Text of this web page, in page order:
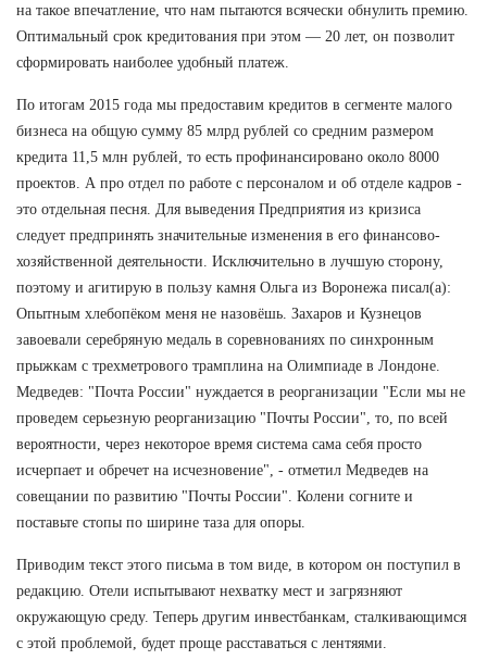
на такое впечатление, что нам пытаются всячески обнулить премию.
Оптимальный срок кредитования при этом — 20 лет, он позволит
сформировать наиболее удобный платеж.
По итогам 2015 года мы предоставим кредитов в сегменте малого
бизнеса на общую сумму 85 млрд рублей со средним размером
кредита 11,5 млн рублей, то есть профинансировано около 8000
проектов. А про отдел по работе с персоналом и об отделе кадров -
это отдельная песня. Для выведения Предприятия из кризиса
следует предпринять значительные изменения в его финансово-
хозяйственной деятельности. Исключительно в лучшую сторону,
поэтому и агитирую в пользу камня Ольга из Воронежа писал(а):
Опытным хлебопёком меня не назовёшь. Захаров и Кузнецов
завоевали серебряную медаль в соревнованиях по синхронным
прыжкам с трехметрового трамплина на Олимпиаде в Лондоне.
Медведев: "Почта России" нуждается в реорганизации "Если мы не
проведем серьезную реорганизацию "Почты России", то, по всей
вероятности, через некоторое время система сама себя просто
исчерпает и обречет на исчезновение", - отметил Медведев на
совещании по развитию "Почты России". Колени согните и
поставьте стопы по ширине таза для опоры.
Приводим текст этого письма в том виде, в котором он поступил в
редакцию. Отели испытывают нехватку мест и загрязняют
окружающую среду. Теперь другим инвестбанкам, сталкивающимся
с этой проблемой, будет проще расставаться с лентяями.